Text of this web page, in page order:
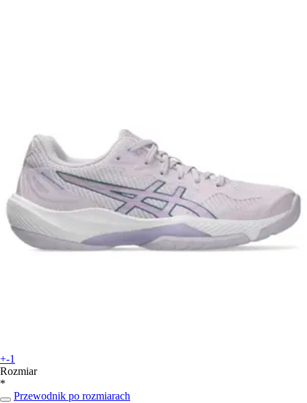
+-1
Rozmiar
*
Przewodnik po rozmiarach